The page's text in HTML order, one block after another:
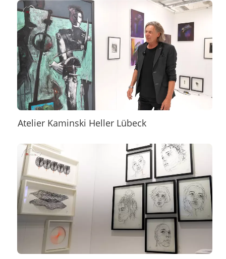
Atelier Kaminski Heller Lübeck